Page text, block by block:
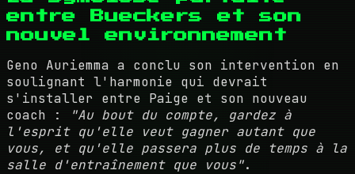
entre Bueckers et son
nouvel environnement
Geno Auriemma a conclu son intervention en
soulignant l'harmonie qui devrait
s'installer entre Paige et son nouveau
coach :
"Au bout du compte, gardez à
l'esprit qu'elle veut gagner autant que
vous, et qu'elle passera plus de temps à la
salle d'entraînement que vous".